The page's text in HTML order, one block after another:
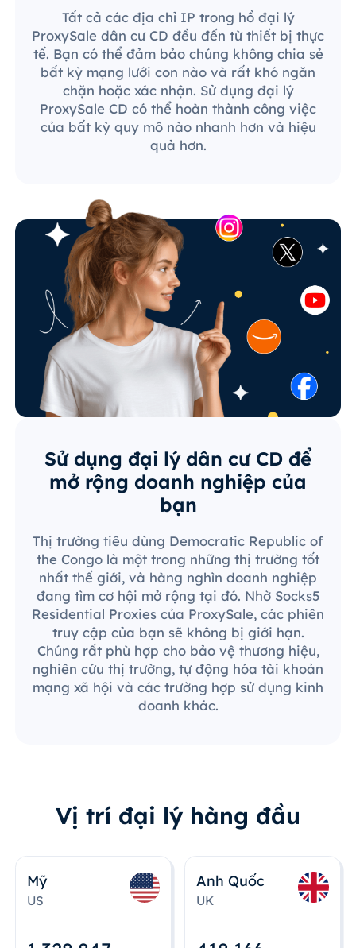
Tất cả các địa chỉ IP trong hồ đại lý
ProxySale dân cư CD đều đến từ thiết bị thực
tế. Bạn có thể đảm bảo chúng không chia sẻ
bất kỳ mạng lưới con nào và rất khó ngăn
chặn hoặc xác nhận. Sử dụng đại lý
ProxySale CD có thể hoàn thành công việc
của bất kỳ quy mô nào nhanh hơn và hiệu
quả hơn.
Sử dụng đại lý dân cư CD để
mở rộng doanh nghiệp của
bạn
Thị trường tiêu dùng Democratic Republic of
the Congo là một trong những thị trường tốt
nhất thế giới, và hàng nghìn doanh nghiệp
đang tìm cơ hội mở rộng tại đó. Nhờ Socks5
Residential Proxies của ProxySale, các phiên
truy cập của bạn sẽ không bị giới hạn.
Chúng rất phù hợp cho bảo vệ thương hiệu,
nghiên cứu thị trường, tự động hóa tài khoản
mạng xã hội và các trường hợp sử dụng kinh
doanh khác.
Vị trí đại lý hàng đầu
Mỹ
US
Anh Quốc
UK